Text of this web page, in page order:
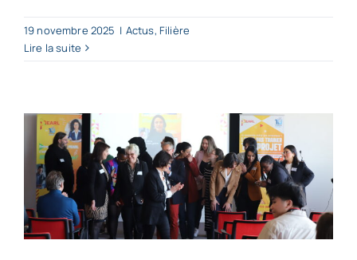
19 novembre 2025 | Actus, Filière
Lire la suite